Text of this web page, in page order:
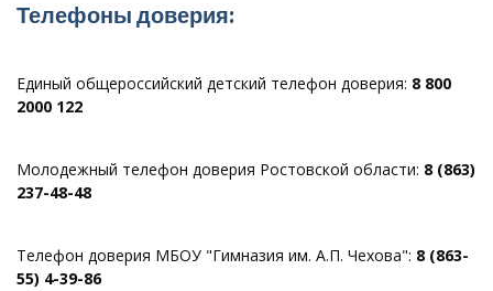
Телефоны доверия:
Единый общероссийский детский телефон доверия: 8 800
2000 122
Молодежный телефон доверия Ростовской области: 8 (863)
237-48-48
Телефон доверия МБОУ "Гимназия им. А.П. Чехова": 8 (863-
55) 4-39-86